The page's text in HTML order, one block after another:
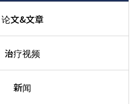
论文&文章
治疗视频
新闻